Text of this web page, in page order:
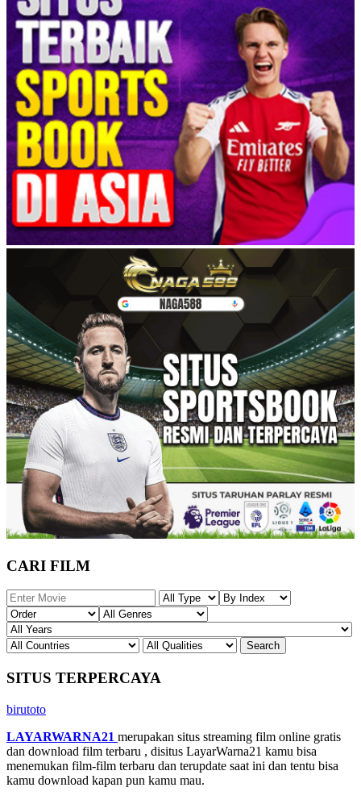
CARI FILM
SITUS TERPERCAYA
birutoto
LAYARWARNA21 merupakan situs streaming film online gratis
dan download film terbaru , disitus LayarWarna21 kamu bisa
menemukan film-film terbaru dan terupdate saat ini dan tentu bisa
kamu download kapan pun kamu mau.